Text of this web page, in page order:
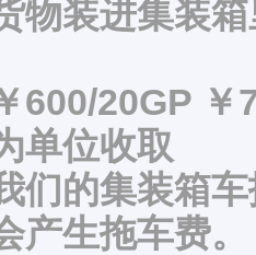
物装进集装
600/20GP
单位收取
们的集装箱
产生拖车费。